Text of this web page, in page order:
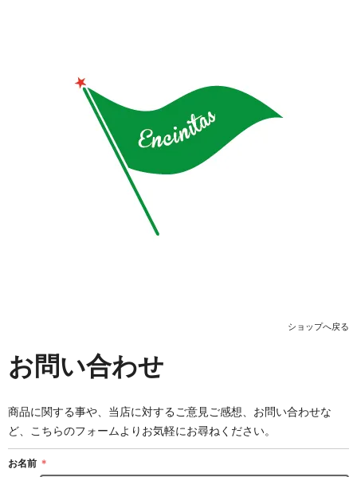
ショップへ戻る
お問い合わせ
商品に関する事や、当店に対するご意見ご感想、お問い合わせな
ど、こちらのフォームよりお気軽にお尋ねください。
お名前 ＊